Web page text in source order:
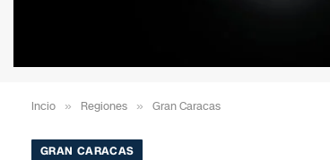
Incio » Regiones » Gran Caracas
GRAN CARACAS